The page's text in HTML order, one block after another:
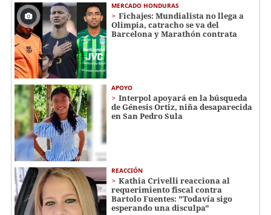
MERCADO HONDURAS
Fichajes: Mundialista no llega a
Olimpia, catracho se va del
Barcelona y Marathón contrata
APOYO
Interpol apoyará en la búsqueda
de Génesis Ortiz, niña desaparecida
en San Pedro Sula
REACCIÓN
Kathia Crivelli reacciona al
requerimiento fiscal contra
Bartolo Fuentes: "Todavía sigo
esperando una disculpa"